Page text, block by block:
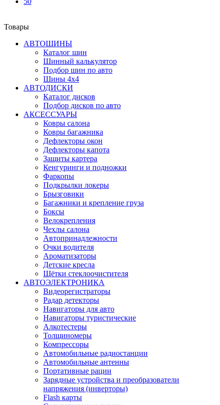
Товары
АВТОШИНЫ
Каталог шин
Шинный калькулятор
Подбор шин по авто
Шины 4x4
АВТОДИСКИ
Каталог дисков
Подбор дисков по авто
АКСЕССУАРЫ
Ковры салона
Ковры багажника
Дефлекторы окон
Дефлекторы капота
Защиты картера
Кенгуринги и подножки
Фаркопы
Подкрылки локеры
Брызговики
Багажники и крепление груза
Боксы
Велокрепления
Чехлы салона
Автопринадлежности
Очки водителя
Ароматизаторы
Детские кресла
Щётки стеклоочистителя
АВТОЭЛЕКТРОНИКА
Видеорегистраторы
Радар детекторы
Навигаторы для авто
Навигаторы туристические
Алкотестеры
Толщиномеры
Компрессоры
Автомобильные радиостанции
Автомобильные антенны
Портативные рации
Зарядные устройства и преобразователи
напряжения (инверторы)
Flash карты